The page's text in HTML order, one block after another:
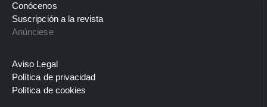
Conócenos
Suscripción a la revista
Anúnciese
Aviso Legal
Política de privacidad
Política de cookies